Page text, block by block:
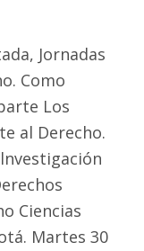
Jornadas
Como
Los
al Derecho.
Ciencias
Martes 30